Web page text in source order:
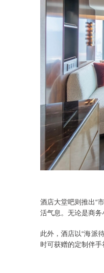
酒店大堂吧则推出“
活气息。无论是商务
此外，酒店以“海派
时可获赠的定制伴手